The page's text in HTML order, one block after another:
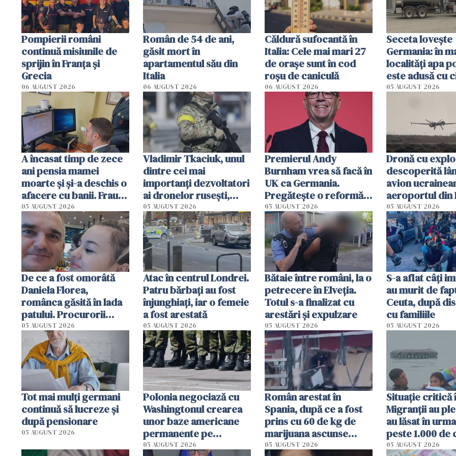
Pompierii români
continuă misiunile de
sprijin în Franţa şi
Grecia
06 AUGUST 2026
Român de 54 de ani,
găsit mort în
apartamentul său din
Italia
06 AUGUST 2026
Căldură sufocantă în
Italia: Cele mai mari 27
de orașe sunt în cod
roșu de caniculă
06 AUGUST 2026
Seceta lovește
Germania: în
localități apa
este adusă cu
de lapte.
05 AUGUST 2026
A încasat timp de zece
ani pensia mamei
moarte și și-a deschis o
afacere cu banii. Frauda
de 230.000 de euro,
descoperită de
autorități
05 AUGUST 2026
Vladimir Tkaciuk, unul
dintre cei mai
importanți dezvoltatori
ai dronelor rusești,
grav rănit într-un
atentat cu bombă
05 AUGUST 2026
Premierul Andy
Burnham vrea să facă în
UK ca Germania.
Pregătește o reformă
radicală și puterea ar
urma să se mute de la
Londra
05 AUGUST 2026
Dronă cu
descoperită
avion
aeroportul din
Un avion DHL
ciocnit în aer
obiect
05 AUGUST 2026
De ce a fost omorâtă
Daniela Florea,
românca găsită în lada
patului. Procurorii
italieni i-au reconstituit
ultimele momente din
viață
05 AUGUST 2026
Atac în centrul Londrei.
Patru bărbați au fost
înjunghiați, iar o femeie
a fost arestată
05 AUGUST 2026
Bătaie între români, la o
petrecere în Elveția.
Totul s-a finalizat cu
arestări și expulzare
05 AUGUST 2026
S-a aflat câți
au murit de
Ceuta, după
cu familiile
05 AUGUST 2026
Tot mai mulți germani
continuă să lucreze și
după pensionare
05 AUGUST 2026
Polonia negociază cu
Washingtonul crearea
unor baze americane
permanente pe
teritoriul său
05 AUGUST 2026
Român arestat în
Spania, după ce a fost
prins cu 60 de kg de
marijuana ascunse
printre electrocasnice
05 AUGUST 2026
Situație critică
Migranții au
au lăsat în
peste 1.000 de
Centrele de
05 AUGUST 2026